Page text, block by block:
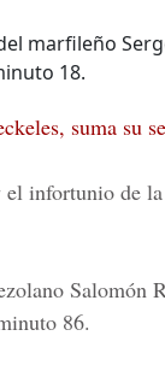
marfileño
18.
suma su
infortunio de
Salomón
86.